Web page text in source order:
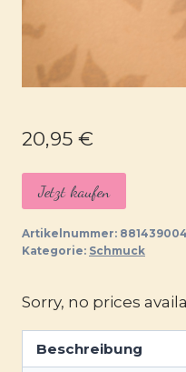
20,95 €
Jetzt kaufen
Artikelnummer:
Kategorie: Schmuck
Sorry, no prices
Beschreibung